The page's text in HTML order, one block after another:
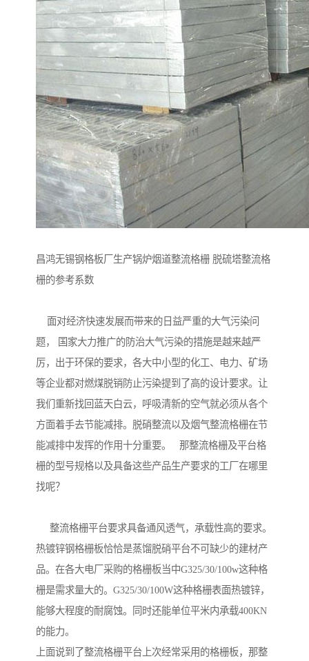
昌鸿无锡钢格板厂生产锅炉烟道整流格栅 脱硫塔整流格
栅的参考系数
面对经济快速发展而带来的日益严重的大气污染问
题， 国家大力推广的防治大气污染的措施是越来越严
厉，出于环保的要求，各大中小型的化工、电力、矿场
等企业都对燃煤脱销防止污染提到了高的设计要求。让
我们重新找回蓝天白云，呼吸清新的空气就必须从各个
方面着手去节能减排。脱硝整流以及烟气整流格栅在节
能减排中发挥的作用十分重要。 那整流格栅及平台格
栅的型号规格以及具备这些产品生产要求的工厂在哪里
找呢？
整流格栅平台要求具备通风透气，承载性高的要求。
热镀锌钢格栅板恰恰是蒸馏脱硝平台不可缺少的建材产
品。在各大电厂采购的格栅板当中G325/30/100w这种格
栅是需求量大的。G325/30/100W这种格栅表面热镀锌，
能够大程度的耐腐蚀。同时还能单位平米内承载400KN
的能力。
上面说到了整流格栅平台上次经常采用的格栅板，那整